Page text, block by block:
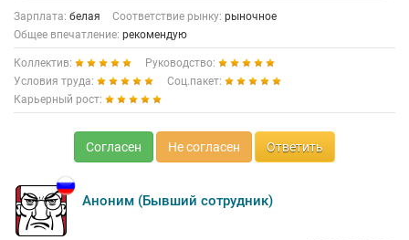
Зарплата: белая Соответствие рынку: рыночное
Общее впечатление: рекомендую
Коллектив:
Руководство:
Условия труда:
Соц.пакет:
Карьерный рост:
Согласен Не согласен Ответить
Аноним (Бывший сотрудник)